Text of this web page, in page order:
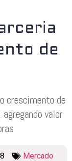
de
crescimento de
valor
Mercado